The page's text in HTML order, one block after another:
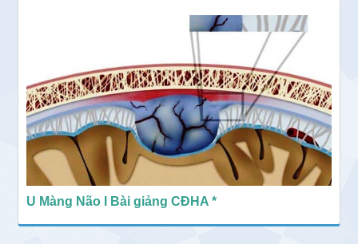
U Màng Não I Bài giảng CĐHA *